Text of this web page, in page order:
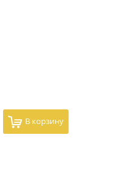
В корзину